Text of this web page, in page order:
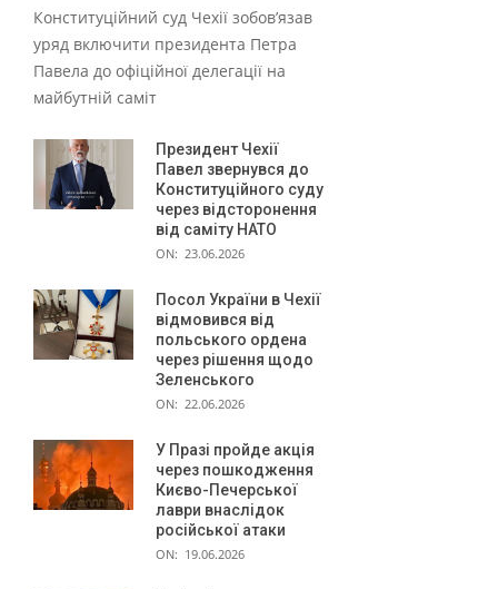
Конституційний суд Чехії зобов’язав
уряд включити президента Петра
Павела до офіційної делегації на
майбутній саміт
Президент Чехії
Павел звернувся до
Конституційного суду
через відсторонення
від саміту НАТО
ON: 23.06.2026
Посол України в Чехії
відмовився від
польського ордена
через рішення щодо
Зеленського
ON: 22.06.2026
У Празі пройде акція
через пошкодження
Києво-Печерської
лаври внаслідок
російської атаки
ON: 19.06.2026